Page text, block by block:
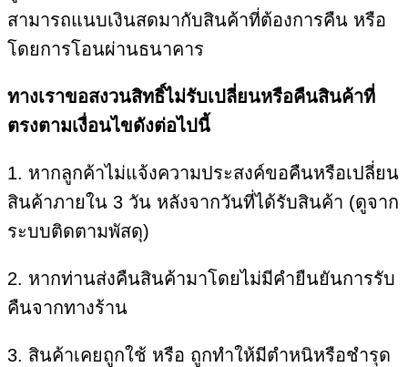
สามารถแนบเงินสดมากับสินค้าที่ต้องการคืน หรือ
โดยการโอนผ่านธนาคาร
ทางเราขอสงวนสิทธิ์ไม่รับเปลี่ยนหรือคืนสินค้าที่
ตรงตามเงื่อนไขดังต่อไปนี้
1. หากลูกค้าไม่แจ้งความประสงค์ขอคืนหรือเปลี่ยน
สินค้าภายใน 3 วัน หลังจากวันที่ได้รับสินค้า (ดูจาก
ระบบติดตามพัสดุ)
2. หากท่านส่งคืนสินค้ามาโดยไม่มีคำยืนยันการรับ
คืนจากทางร้าน
3. สินค้าเคยถูกใช้ หรือ ถูกทำให้มีตำหนิหรือชำรุด